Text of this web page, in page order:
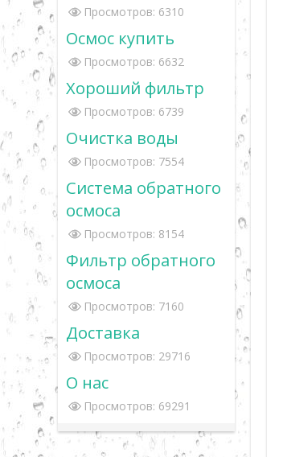
Просмотров: 6310
Осмос купить
Просмотров: 6632
Хороший фильтр
Просмотров: 6739
Очистка воды
Просмотров: 7554
Система обратного
осмоса
Просмотров: 8154
Фильтр обратного
осмоса
Просмотров: 7160
Доставка
Просмотров: 29716
О нас
Просмотров: 69291